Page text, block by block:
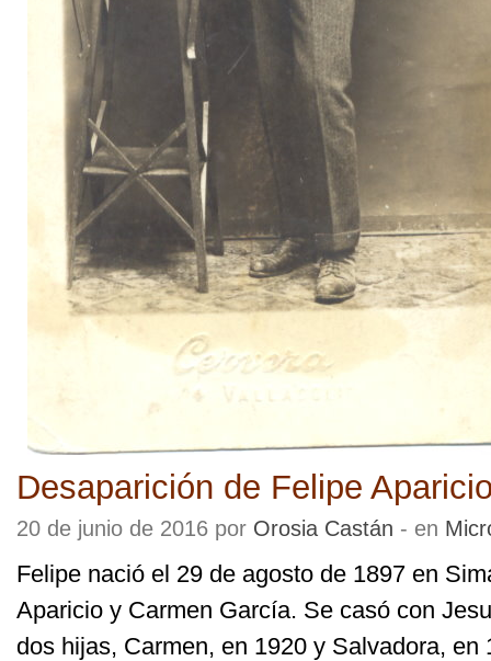
Desaparición de Felipe
20 de junio de 2016 por Orosia Castán - en
Felipe nació el 29 de agosto de 1897 en
Aparicio y Carmen García. Se casó con
dos hijas, Carmen, en 1920 y Salvadora, en